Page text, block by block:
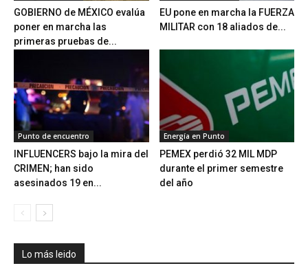
GOBIERNO de MÉXICO evalúa
poner en marcha las
primeras pruebas de...
EU pone en marcha la FUERZA
MILITAR con 18 aliados de...
Punto de encuentro
INFLUENCERS bajo la mira del
CRIMEN; han sido
asesinados 19 en...
Energía en Punto
PEMEX perdió 32 MIL MDP
durante el primer semestre
del año
Lo más leido